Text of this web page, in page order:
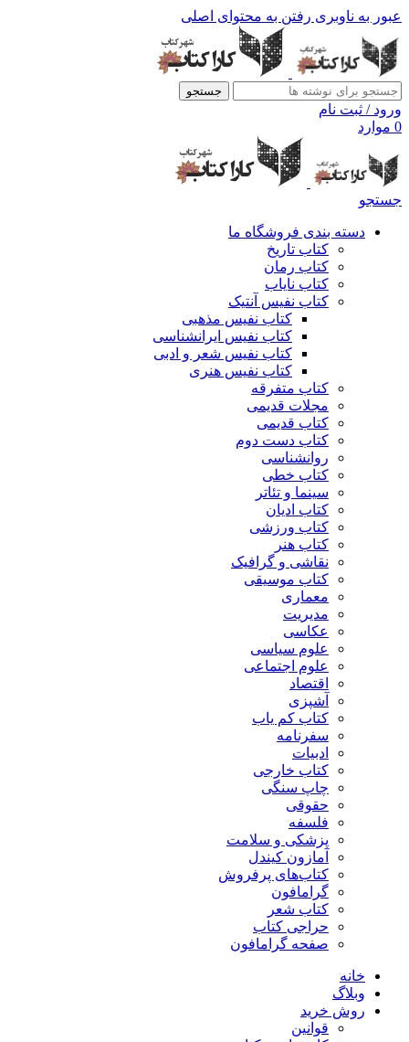
عبور به ناوبری رفتن به محتوای اصلی
جستجو
ورود / ثبت نام
0 موارد
جستجو
دسته بندی فروشگاه ما
کتاب تاریخ
کتاب رمان
کتاب نایاب
کتاب نفیس آنتیک
کتاب نفیس مذهبی
کتاب نفیس ایرانشناسی
کتاب نفیس شعر و ادبی
کتاب نفیس هنری
کتاب متفرقه
مجلات قدیمی
کتاب قدیمی
کتاب دست دوم
روانشناسی
کتاب خطی
سینما و تئاتر
کتاب ادیان
کتاب ورزشی
کتاب هنر
نقاشی و گرافیک
کتاب موسیقی
معماری
مدیریت
عکاسی
علوم سیاسی
علوم اجتماعی
اقتصاد
آشپزی
کتاب کم یاب
سفرنامه
ادبیات
کتاب خارجی
چاپ سنگی
حقوقی
فلسفه
پزشکی و سلامت
آمازون کیندل
کتاب‌های پرفروش
گرامافون
کتاب شعر
حراجی کتاب
صفحه گرامافون
خانه
وبلاگ
روش خرید
قوانین